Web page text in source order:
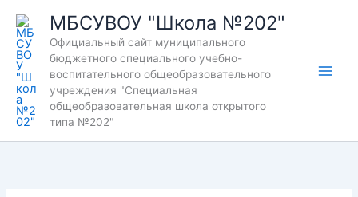
содержимому
МБСУВОУ "Школа №202"
Официальный сайт муниципального
бюджетного специального учебно-
воспитательного общеобразовательного
учреждения "Специальная
общеобразовательная школа открытого
типа №202"